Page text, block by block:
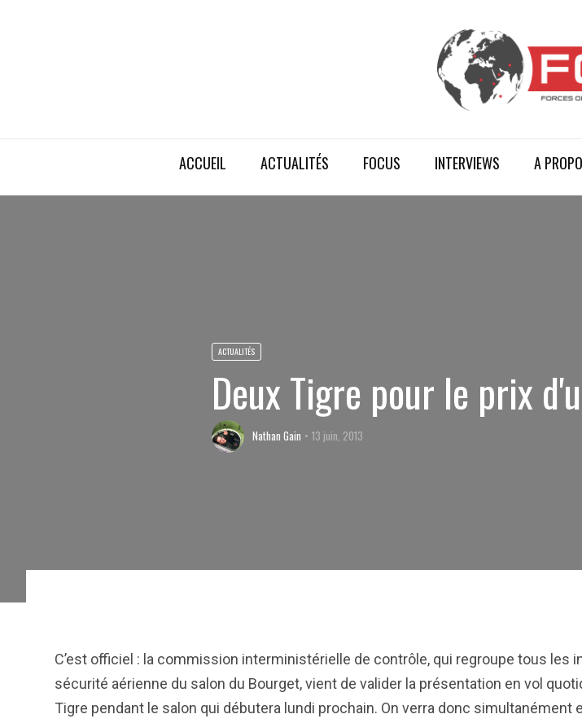
ACCUEIL ACTUALITÉS FOCUS INTERVIEWS A
ACTUALITÉS
Deux Tigre pour le prix
Nathan Gain 13 juin, 2013
C’est officiel : la commission interministérielle de contrôle, qui regroupe tous les
sécurité aérienne du salon du Bourget, vient de valider la présentation en vol
Tigre pendant le salon qui débutera lundi prochain. On verra donc simultanément